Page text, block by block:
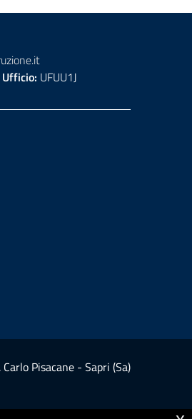
Ufficio: UFUU1J
Pisacane - Sapri (Sa)